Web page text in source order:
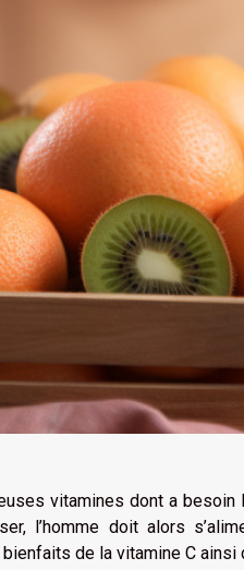
vitamines dont a
l’homme doit alors
de la vitamine C